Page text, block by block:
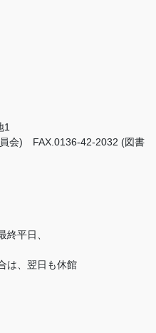
1
会) FAX.0136-42-2032 (図書
終平日、
は、翌日も休館